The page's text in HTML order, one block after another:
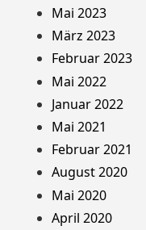
Mai 2023
März 2023
Februar 2023
Mai 2022
Januar 2022
Mai 2021
Februar 2021
August 2020
Mai 2020
April 2020